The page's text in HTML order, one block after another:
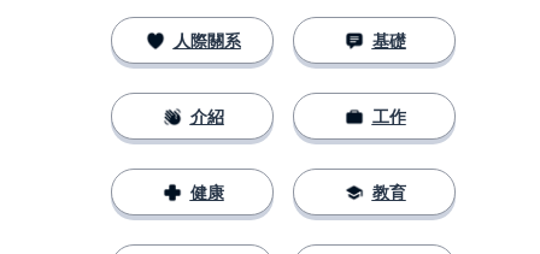
人際關系
介紹
健康
基礎
工作
教育